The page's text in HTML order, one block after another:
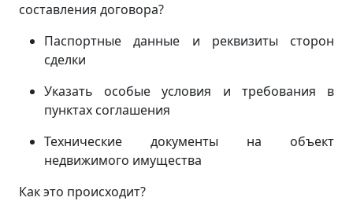
составления договора?
Паспортные данные и реквизиты сторон
сделки
Указать особые условия и требования в
пунктах соглашения
Технические документы на объект
недвижимого имущества
Как это происходит?